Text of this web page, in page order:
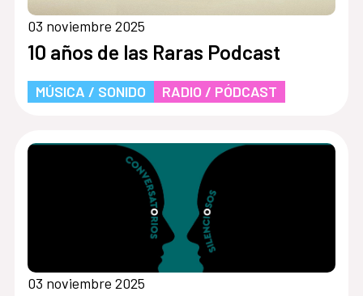
03 noviembre 2025
10 años de las Raras Podcast
MÚSICA / SONIDO RADIO / PÓDCAST
03 noviembre 2025